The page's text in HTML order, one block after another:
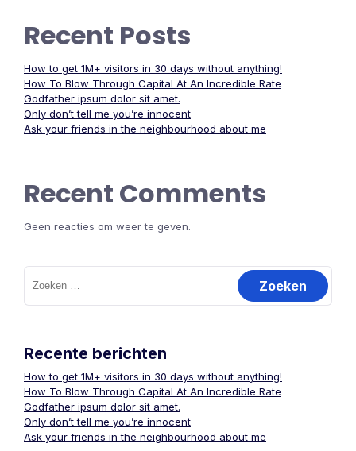
Recent Posts
How to get 1M+ visitors in 30 days without anything!
How To Blow Through Capital At An Incredible Rate
Godfather ipsum dolor sit amet.
Only don’t tell me you’re innocent
Ask your friends in the neighbourhood about me
Recent Comments
Geen reacties om weer te geven.
Zoeken
naar:
Recente berichten
How to get 1M+ visitors in 30 days without anything!
How To Blow Through Capital At An Incredible Rate
Godfather ipsum dolor sit amet.
Only don’t tell me you’re innocent
Ask your friends in the neighbourhood about me